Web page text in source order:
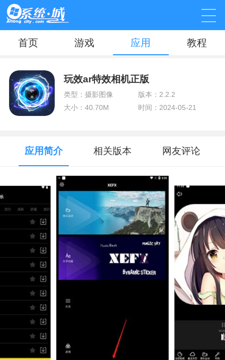
首页 游戏 应用 教程
玩效ar特效相机正版
类型：摄影图像
版本：2.2.2
大小：40.70M
时间：2024-05-21
应用简介 相关版本 网友评论